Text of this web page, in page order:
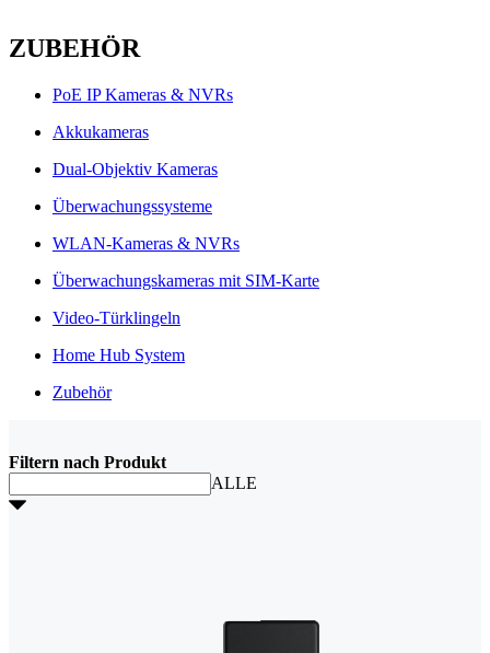
ZUBEHÖR
PoE IP Kameras & NVRs
Akkukameras
Dual-Objektiv Kameras
Überwachungssysteme
WLAN-Kameras & NVRs
Überwachungskameras mit SIM-Karte
Video-Türklingeln
Home Hub System
Zubehör
Filtern nach Produkt
ALLE